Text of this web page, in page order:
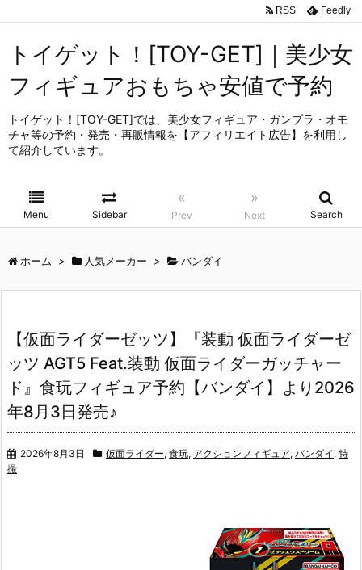
トイゲット！[TOY-GET]｜美少女
フィギュアおもちゃ安値で予約
トイゲット！[TOY-GET]では、美少女フィギュア・ガンプラ・オモ
チャ等の予約・発売・再販情報を【アフィリエイト広告】を利用し
て紹介しています。
Menu Sidebar
«
Prev
»
Next Search
RSS Feedly
ホーム > 人気メーカー > バンダイ
【仮面ライダーゼッツ】『装動 仮面ライダーゼ
ッツ AGT5 Feat.装動 仮面ライダーガッチャー
ド』食玩フィギュア予約【バンダイ】より2026
年8月3日発売♪
2026年8月3日 仮面ライダー, 食玩, アクションフィギュア, バンダイ , 特
撮